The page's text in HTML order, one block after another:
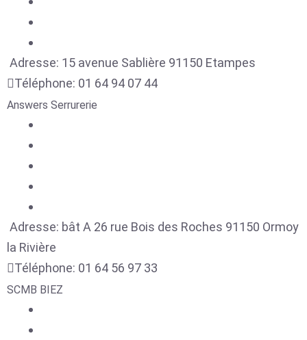
Adresse: 15 avenue Sablière 91150 Etampes
Téléphone: 01 64 94 07 44
Answers Serrurerie
Adresse: bât A 26 rue Bois des Roches 91150 Ormoy
la Rivière
Téléphone: 01 64 56 97 33
SCMB BIEZ